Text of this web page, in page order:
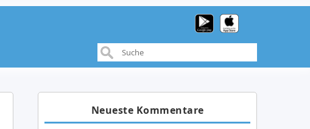
Neueste Kommentare